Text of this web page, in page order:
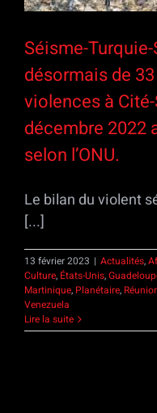
Séisme-
désormais de
violences à
décembre 2022
selon l’ONU.
Le bilan du violent
[...]
13 février 2023 | Actualités,
Culture, États-Unis,
Martinique, Planétaire,
Venezuela
Lire la suite